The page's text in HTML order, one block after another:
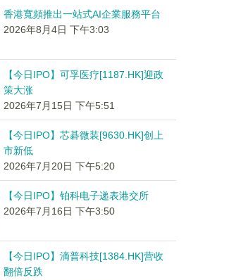
香港寬頻推出一站式AI企業服務平台
2026年8月4日 下午3:03
【今日IPO】可孚医疗[1187.HK]迎政
策大涨
2026年7月15日 下午5:51
【今日IPO】芯碁微装[9630.HK]创上
市新低
2026年7月20日 下午5:20
【今日IPO】铂科电子递表港交所
2026年7月16日 下午3:50
【今日IPO】滴普科技[1384.HK]营收
翻倍反跌